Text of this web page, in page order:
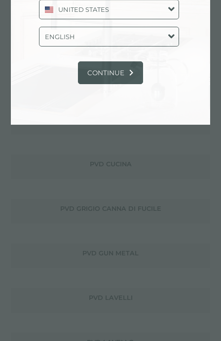
PIASTRA INDUZIONE PORTATILE
PVD CUCINA
PVD GRIGIO CANNA DI FUCILE
PVD GUN METAL
PVD LAVELLI
UNITED STATES
ENGLISH
CONTINUE